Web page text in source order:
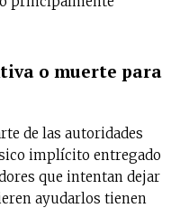
o muerte para
de las autoridades
implícito entregado
que intentan dejar
ayudarlos tienen